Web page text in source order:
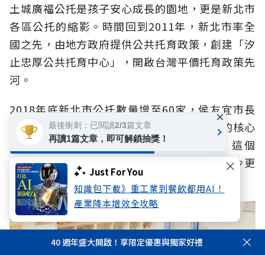
Just For You
知識包下載》重工業到餐飲都用AI！
產業降本增效全攻略
土城廣福公托是孩子安心成長的園地，更是新北市
各區公托的縮影。時間回到2011年，新北市率全
國之先，由地方政府提供公共托育政策，創建「汐
止忠厚公共托育中心」，開啟台灣平價托育政策先
河。
2018年底新北市公托數量增至60家，侯友宜市長
上任時強調，托育是城市競爭力與人口政策的核心
基礎建設，提出「公托翻倍成長」願景，這個
「60+60」的目標不僅已在2023年達成，如今更
超標完成130家。
40 週年盛大開啟！享限定優惠與獨家好禮
最後衝刺：已閱讀2/3篇文章
再讀1篇文章，即可解鎖抽獎！
×